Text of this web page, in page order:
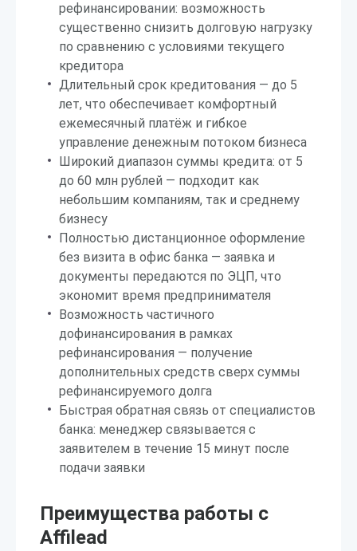
рефинансировании: возможность
существенно снизить долговую нагрузку
по сравнению с условиями текущего
кредитора
Длительный срок кредитования — до 5
лет, что обеспечивает комфортный
ежемесячный платёж и гибкое
управление денежным потоком бизнеса
Широкий диапазон суммы кредита: от 5
до 60 млн рублей — подходит как
небольшим компаниям, так и среднему
бизнесу
Полностью дистанционное оформление
без визита в офис банка — заявка и
документы передаются по ЭЦП, что
экономит время предпринимателя
Возможность частичного
дофинансирования в рамках
рефинансирования — получение
дополнительных средств сверх суммы
рефинансируемого долга
Быстрая обратная связь от специалистов
банка: менеджер связывается с
заявителем в течение 15 минут после
подачи заявки
Преимущества работы с
Affilead